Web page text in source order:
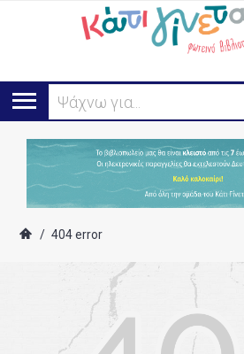
Ψάχνω για...
/ 404 error